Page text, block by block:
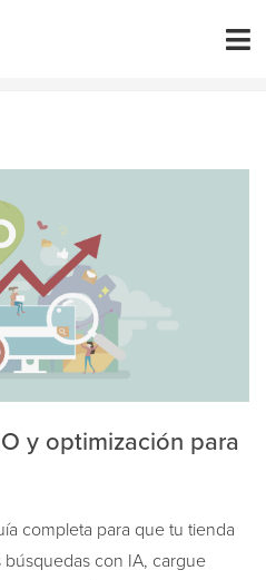
y optimización para
completa para que tu tienda
con IA, cargue